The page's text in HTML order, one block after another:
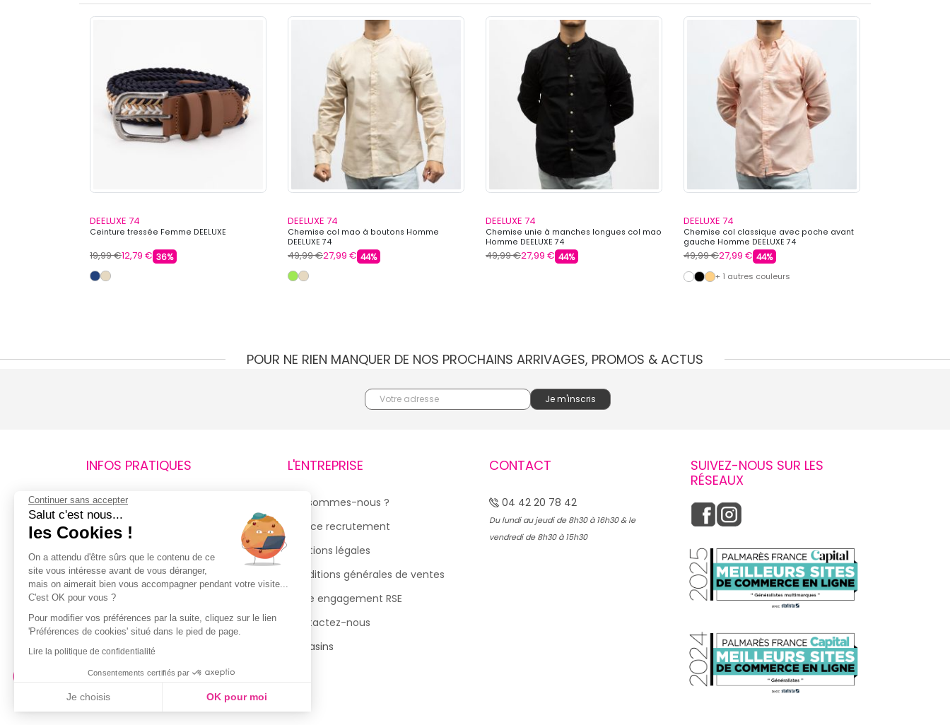
DEELUXE 74
Ceinture tressée Femme DEELUXE
19,99 €12,79 € 36%
DEELUXE 74
Chemise col mao à boutons Homme
DEELUXE 74
49,99 €27,99 € 44%
DEELUXE 74
Chemise unie à manches longues col mao
Homme DEELUXE 74
49,99 €27,99 € 44%
DEELUXE 74
Chemise col classique avec poche avant
gauche Homme DEELUXE 74
49,99 €27,99 € 44%
+ 1 autres couleurs
POUR NE RIEN MANQUER DE NOS PROCHAINS ARRIVAGES, PROMOS & ACTUS
INFOS PRATIQUES
Retours et remboursements
Suivi de commande
Livraisons
Guide des tailles
Politique de confidentialité
Conditions générales d’utilisation
de la Carte de Fidélité
L'ENTREPRISE
Qui sommes-nous ?
Espace recrutement
Mentions légales
Conditions générales de ventes
Notre engagement RSE
Contactez-nous
Magasins
CONTACT
04 42 20 78 42
Du lundi au jeudi de 8h30 à 16h30 & le
vendredi de 8h30 à 15h30
SUIVEZ-NOUS SUR LES
RÉSEAUX
Continuer sans accepter
Salut c'est nous...
les Cookies !
On a attendu d'être sûrs que le contenu de ce
site vous intéresse avant de vous déranger,
mais on aimerait bien vous accompagner pendant votre visite...
C'est OK pour vous ?
Pour modifier vos préférences par la suite, cliquez sur le lien
'Préférences de cookies' situé dans le pied de page.
Lire la politique de confidentialité
Consentements certifiés par
Je choisis OK pour moi